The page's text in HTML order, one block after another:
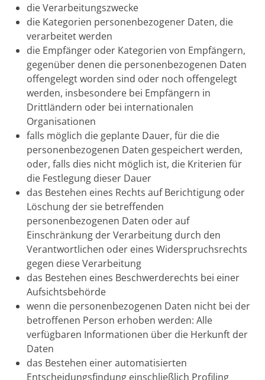
die Verarbeitungszwecke
die Kategorien personenbezogener Daten, die
verarbeitet werden
die Empfänger oder Kategorien von Empfängern,
gegenüber denen die personenbezogenen Daten
offengelegt worden sind oder noch offengelegt
werden, insbesondere bei Empfängern in
Drittländern oder bei internationalen
Organisationen
falls möglich die geplante Dauer, für die die
personenbezogenen Daten gespeichert werden,
oder, falls dies nicht möglich ist, die Kriterien für
die Festlegung dieser Dauer
das Bestehen eines Rechts auf Berichtigung oder
Löschung der sie betreffenden
personenbezogenen Daten oder auf
Einschränkung der Verarbeitung durch den
Verantwortlichen oder eines Widerspruchsrechts
gegen diese Verarbeitung
das Bestehen eines Beschwerderechts bei einer
Aufsichtsbehörde
wenn die personenbezogenen Daten nicht bei der
betroffenen Person erhoben werden: Alle
verfügbaren Informationen über die Herkunft der
Daten
das Bestehen einer automatisierten
Entscheidungsfindung einschließlich Profiling